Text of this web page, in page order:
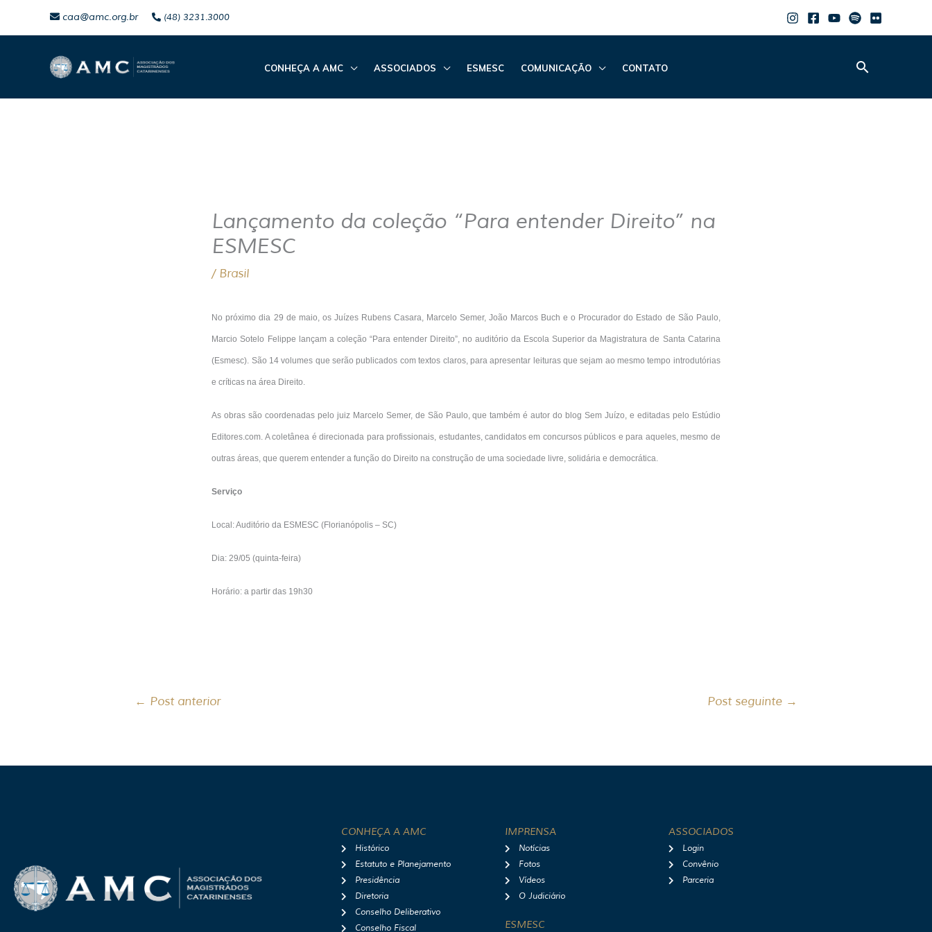
conteúdo
caa@amc.org.br (48) 3231.3000
CONHEÇA A AMC ASSOCIADOS ESMESC COMUNICAÇÃO CONTATO Pesquisar
Lançamento da coleção “Para entender Direito” na
ESMESC
/ Brasil
No próximo dia 29 de maio, os Juízes Rubens Casara, Marcelo Semer, João Marcos Buch e o Procurador do Estado de São Paulo,
Marcio Sotelo Felippe lançam a coleção “Para entender Direito”, no auditório da Escola Superior da Magistratura de Santa Catarina
(Esmesc). São 14 volumes que serão publicados com textos claros, para apresentar leituras que sejam ao mesmo tempo introdutórias
e críticas na área Direito.
As obras são coordenadas pelo juiz Marcelo Semer, de São Paulo, que também é autor do blog Sem Juízo, e editadas pelo Estúdio
Editores.com. A coletânea é direcionada para profissionais, estudantes, candidatos em concursos públicos e para aqueles, mesmo de
outras áreas, que querem entender a função do Direito na construção de uma sociedade livre, solidária e democrática.
Serviço
Local: Auditório da ESMESC (Florianópolis – SC)
Dia: 29/05 (quinta-feira)
Horário: a partir das 19h30
← Post anterior Post seguinte →
CONHEÇA A AMC
Histórico
Estatuto e Planejamento
Presidência
Diretoria
Conselho Deliberativo
Conselho Fiscal
IMPRENSA
Notícias
Fotos
Vídeos
O Judiciário
ESMESC
ASSOCIADOS
Login
Convênio
Parceria